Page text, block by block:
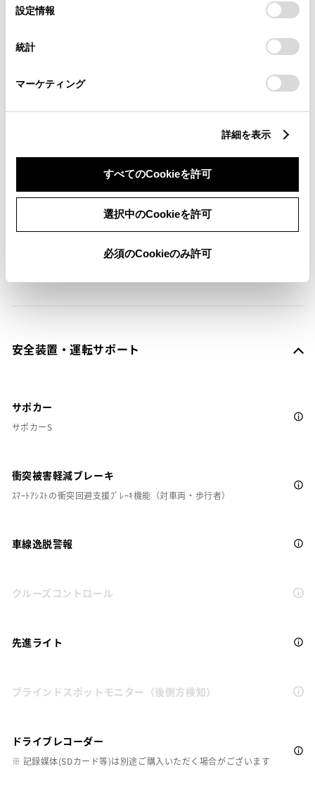
デバイスにすべてのCookie(クッキー)が保存されることに同
意したことになります。Cookie(クッキー)のオプトアウト、
設定の変更、同意を撤回したりするにあたっては、当社の
「Cookie（クッキー）情報の取り扱いについて
」をご覧くだ
設定情報
統計
マーケティング
詳細を表示
すべてのCookieを許可
選択中のCookieを許可
必須のCookieのみ許可
ABS
ETC
※ セットアップ費用は別途申し受けます
安全装置・運転サポート
サポカー
サポカーS
衝突被害軽減ブレーキ
ｽﾏｰﾄｱｼｽﾄの衝突回避支援ﾌﾞﾚｰｷ機能（対車両・歩行者）
車線逸脱警報
クルーズコントロール
先進ライト
ブラインドスポットモニター（後側方検知）
ドライブレコーダー
※ 記録媒体(SDカード等)は別途ご購入いただく場合がございます